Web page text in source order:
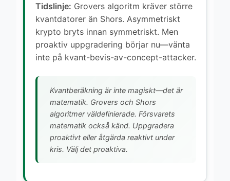
Tidslinje: Grovers algoritm kräver större
kvantdatorer än Shors. Asymmetriskt
krypto bryts innan symmetriskt. Men
proaktiv uppgradering börjar nu—vänta
inte på kvant-bevis-av-concept-attacker.
Kvantberäkning är inte magiskt—det är
matematik. Grovers och Shors
algoritmer väldefinierade. Försvarets
matematik också känd. Uppgradera
proaktivt eller åtgärda reaktivt under
kris. Välj det proaktiva.